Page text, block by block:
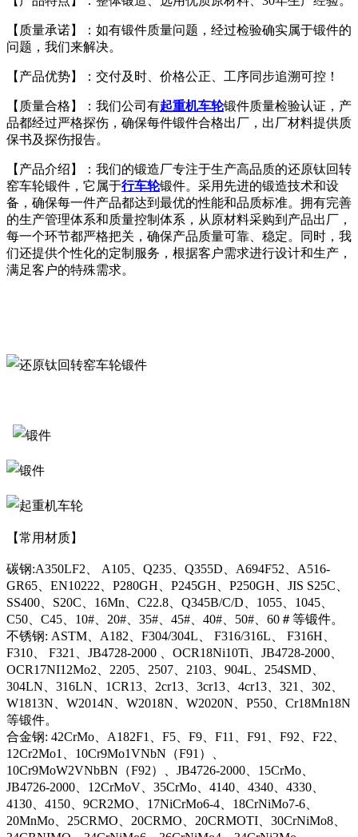
【质量承诺】：如有锻件质量问题，经过检验确实属于锻件的
问题，我们来解决。
【产品优势】：交付及时、价格公正、工序同步追溯可控！
【质量合格】：我们公司有起重机车轮锻件质量检验认证，产
品都经过严格探伤，确保每件锻件合格出厂，出厂材料提供质
保书及探伤报告。
【产品介绍】：我们的锻造厂专注于生产高品质的还原钛回转
窑车轮锻件，它属于行车轮锻件。采用先进的锻造技术和设
备，确保每一件产品都达到最优的性能和品质标准。拥有完善
的生产管理体系和质量控制体系，从原材料采购到产品出厂，
每一个环节都严格把关，确保产品质量可靠、稳定。同时，我
们还提供个性化的定制服务，根据客户需求进行设计和生产，
满足客户的特殊需求。
【常用材质】
碳钢:A350LF2、 A105、Q235、Q355D、A694F52、A516-
GR65、EN10222、P280GH、P245GH、P250GH、JIS S25C、
SS400、S20C、16Mn、C22.8、Q345B/C/D、1055、1045、
C50、C45、10#、20#、35#、45#、40#、50#、60＃等锻件。
不锈钢: ASTM、A182、F304/304L、 F316/316L、 F316H、
F310、 F321、JB4728-2000 、OCR18Ni10Ti、JB4728-2000、
OCR17NI12Mo2、2205、2507、2103、904L、254SMD、
304LN、316LN、1CR13、2cr13、3cr13、4cr13、321、302、
W1813N、W2014N、W2018N、W2020N、P550、Cr18Mn18N
等锻件。
合金钢: 42CrMo、A182F1、F5、F9、F11、F91、F92、F22、
12Cr2Mo1、10Cr9Mo1VNbN（F91）、
10Cr9MoW2VNbBN（F92）、JB4726-2000、15CrMo、
JB4726-2000、12CrMoV、35CrMo、4140、4340、4330、
4130、4150、9CR2MO、17NiCrMo6-4、18CrNiMo7-6、
20MnMo、25CRMO、20CRMO、20CRMOTI、30CrNiMo8、